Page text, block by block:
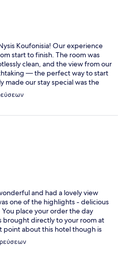
Koufonisia! Our experience
start to finish. The room was
clean, and the view from our
— the perfect way to start
made our stay special was the
warm, and helpful. A special
gorgeous, inside and
and had a lovely view
one of the highlights - delicious
place your order the day
brought directly to your room at
about this hotel though is
couldn't have been more
We're already planning our